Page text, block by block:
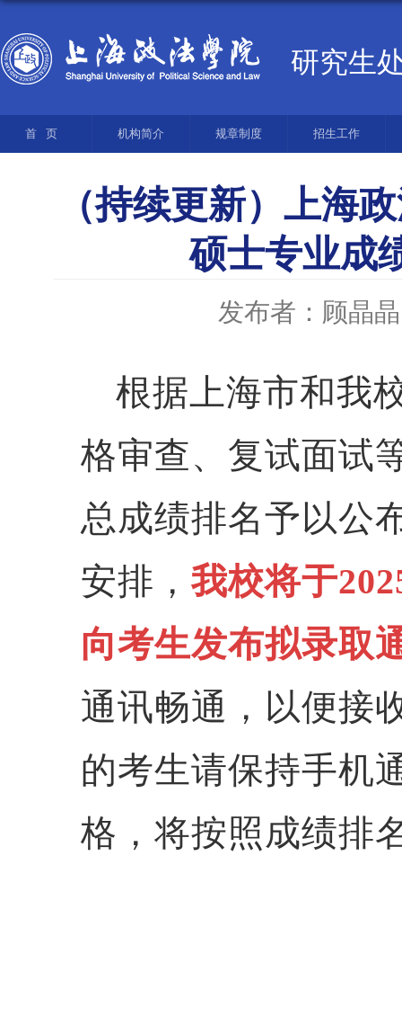
研究生
首页 机构简介 规章制度 招生工作
（持续更新）上海
硕士专业成
发布者：顾晶晶
根据上海市和我
格审查、复试面试
总成绩排名予以公
安排， 我校将于202
向考生发布拟录取
通讯畅通，以便接
的考生请保持手机
格，将按照成绩排